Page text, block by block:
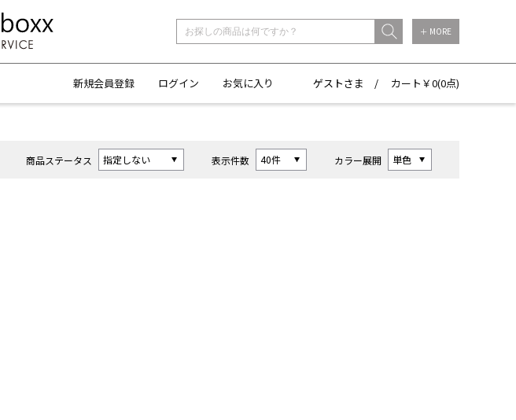
＋ MORE
新規会員登録 ログイン お気に入り ゲストさま / カート￥0(0点)
商品ステータス 表示件数 カラー展開